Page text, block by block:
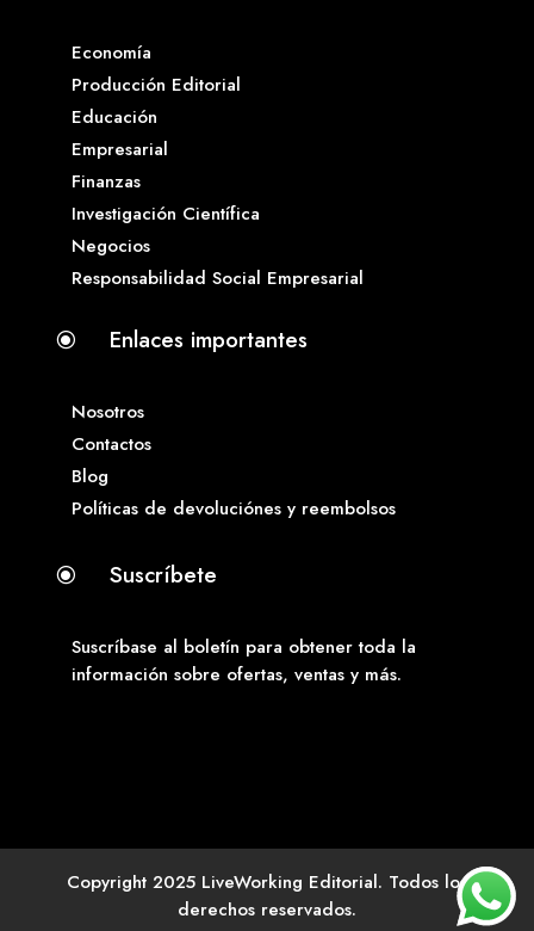
Economía
Producción Editorial
Educación
Empresarial
Finanzas
Investigación Científica
Negocios
Responsabilidad Social Empresarial
\ Enlaces importantes
Nosotros
Contactos
Blog
Políticas de devoluciónes y reembolsos
\ Suscríbete
Suscríbase al boletín para obtener toda la
información sobre ofertas, ventas y más.
Copyright 2025 LiveWorking Editorial. Todos los
derechos reservados.